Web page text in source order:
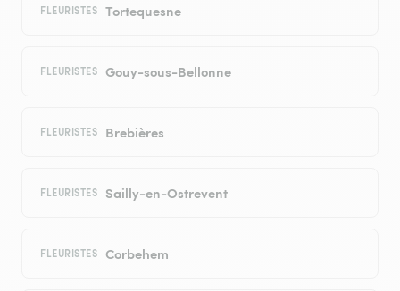
FLEURISTES Tortequesne
FLEURISTES Gouy-sous-Bellonne
FLEURISTES Brebières
FLEURISTES Sailly-en-Ostrevent
FLEURISTES Corbehem